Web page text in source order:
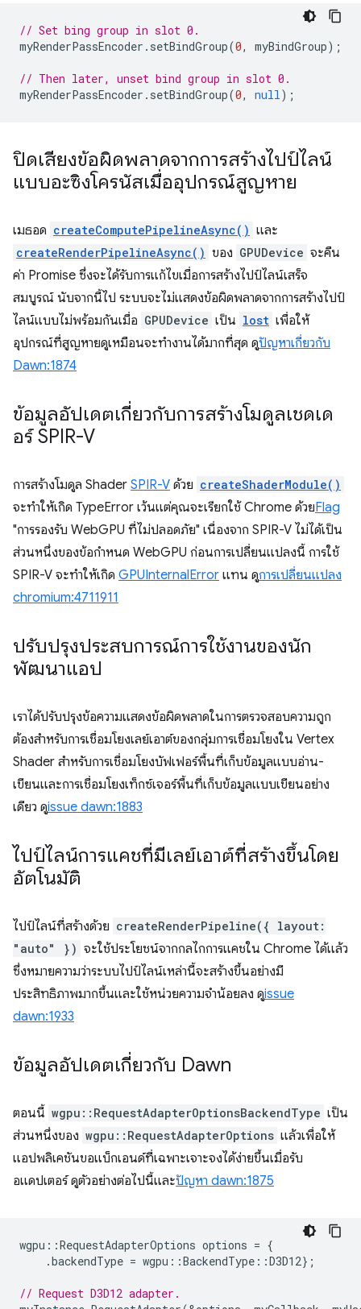
// Set bing group in slot 0.
myRenderPassEncoder . setBindGroup(0, myBindGroup);
// Then later, unset bind group in slot 0.
myRenderPassEncoder . setBindGroup(0, null);
ปิดเสียงข้อผิดพลาดจากการสร้างไปป์ไลน์
แบบอะซิงโครนัสเมื่ออุปกรณ์สูญหาย
เมธอด createComputePipelineAsync() และ
createRenderPipelineAsync() ของ GPUDevice จะคืน
ค่า Promise ซึ่งจะได้รับการแก้ไขเมื่อการสร้างไปป์ไลน์เสร็จ
สมบูรณ์ นับจากนี้ไป ระบบจะไม่แสดงข้อผิดพลาดจากการสร้างไปป์
ไลน์แบบไม่พร้อมกันเมื่อ GPUDevice เป็น lost เพื่อให้
อุปกรณ์ที่สูญหายดูเหมือนจะทำงานได้มากที่สุด ดูปัญหาเกี่ยวกับ
Dawn:1874
ข้อมูลอัปเดตเกี่ยวกับการสร้างโมดูลเชดเด
อร์ SPIR-V
การสร้างโมดูล Shader SPIR-V ด้วย createShaderModule()
จะทำให้เกิด TypeError เว้นแต่คุณจะเรียกใช้ Chrome ด้วยFlag
"การรองรับ WebGPU ที่ไม่ปลอดภัย" เนื่องจาก SPIR-V ไม่ได้เป็น
ส่วนหนึ่งของข้อกำหนด WebGPU ก่อนการเปลี่ยนแปลงนี้ การใช้
SPIR-V จะทำให้เกิด GPUInternalError แทน ดูการเปลี่ยนแปลง
chromium:4711911
ปรับปรุงประสบการณ์การใช้งานของนัก
พัฒนาแอป
เราได้ปรับปรุงข้อความแสดงข้อผิดพลาดในการตรวจสอบความถูก
ต้องสำหรับการเชื่อมโยงเลย์เอาต์ของกลุ่มการเชื่อมโยงใน Vertex
Shader สำหรับการเชื่อมโยงบัฟเฟอร์พื้นที่เก็บข้อมูลแบบอ่าน-
เขียนและการเชื่อมโยงเท็กซ์เจอร์พื้นที่เก็บข้อมูลแบบเขียนอย่าง
เดียว ดูissue dawn:1883
ไปป์ไลน์การแคชที่มีเลย์เอาต์ที่สร้างขึ้นโดย
อัตโนมัติ
ไปป์ไลน์ที่สร้างด้วย createRenderPipeline({ layout:
"auto" }) จะใช้ประโยชน์จากกลไกการแคชใน Chrome ได้แล้ว
ซึ่งหมายความว่าระบบไปป์ไลน์เหล่านี้จะสร้างขึ้นอย่างมี
ประสิทธิภาพมากขึ้นและใช้หน่วยความจำน้อยลง ดูissue
dawn:1933
ข้อมูลอัปเดตเกี่ยวกับ Dawn
ตอนนี้ wgpu::RequestAdapterOptionsBackendType เป็น
ส่วนหนึ่งของ wgpu::RequestAdapterOptions แล้วเพื่อให้
แอปพลิเคชันขอแบ็กเอนด์ที่เฉพาะเจาะจงได้ง่ายขึ้นเมื่อรับ
อแดปเตอร์ ดูตัวอย่างต่อไปนี้และปัญหา dawn:1875
wgpu ::RequestAdapterOptions options = {
.backendType = wgpu ::BackendType ::D3D12};
// Request D3D12 adapter.